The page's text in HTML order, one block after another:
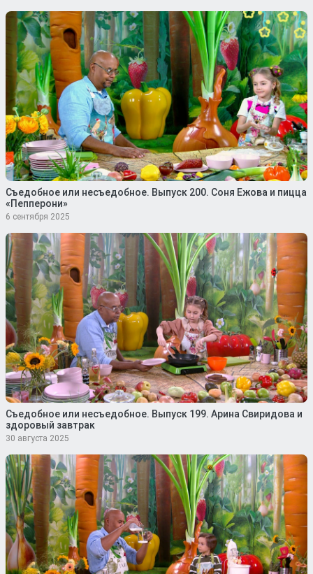
Съедобное или несъедобное. Выпуск 200. Соня Ежова и пицца
«Пепперони»
6 сентября 2025
Съедобное или несъедобное. Выпуск 199. Арина Свиридова и
здоровый завтрак
30 августа 2025